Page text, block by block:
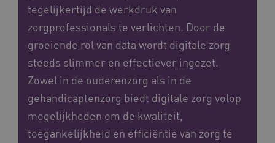
tegelijkertijd de werkdruk van
zorgprofessionals te verlichten. Door de
groeiende rol van data wordt digitale zorg
steeds slimmer en effectiever ingezet.
Zowel in de ouderenzorg als in de
gehandicaptenzorg biedt digitale zorg volop
mogelijkheden om de kwaliteit,
toegankelijkheid en efficiëntie van zorg te